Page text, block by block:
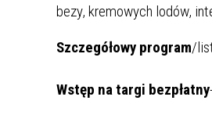
bezy, kremowych lodów,
Szczegółowy program/
Wstęp na targi bezpłatny